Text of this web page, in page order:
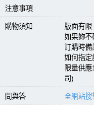
注意事項
購物須知 版面有
如果妳不
訂購時備
如何指定
限量供
司)
問與答 全網站搜